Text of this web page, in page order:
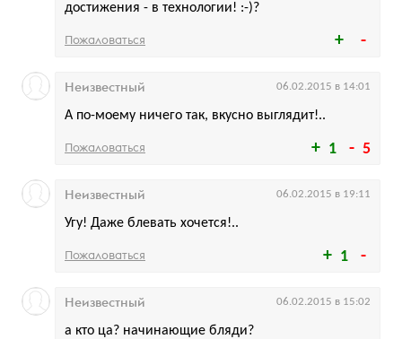
достижения - в технологии! :-)?
Пожаловаться
1 5
А по-моему ничего так, вкусно выглядит!..
Неизвестный 06.02.2015 в 14:01
Пожаловаться
1
Угу! Даже блевать хочется!..
Неизвестный 06.02.2015 в 19:11
Пожаловаться
а кто ца? начинающие бляди?
Неизвестный 06.02.2015 в 15:02